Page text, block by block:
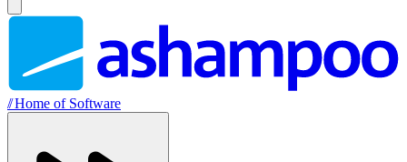
//Home of Software